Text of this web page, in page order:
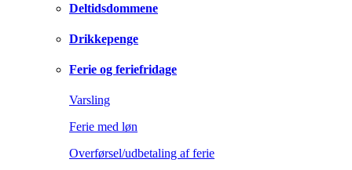
Deltidsdommene
Drikkepenge
Ferie og feriefridage
Varsling
Ferie med løn
Overførsel/udbetaling af ferie